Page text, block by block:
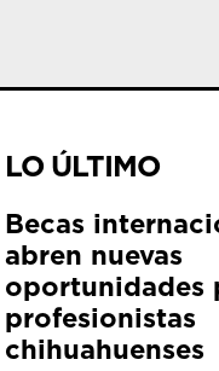
LO ÚLTIMO
Becas
abren nuevas
oportunidades
profesionistas
chihuahuenses